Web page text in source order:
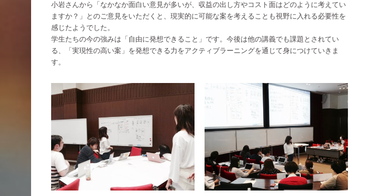
小岩さんから「なかなか面白い意見が多いが、収益の出し方やコスト面はどのように考えてい
ますか？」とのご意見をいただくと、現実的に可能な案を考えることも視野に入れる必要性を
感じたようでした。
学生たちの今の強みは「自由に発想できること」です。今後は他の講義でも課題とされてい
る、「実現性の高い案」を発想できる力をアクティブラーニングを通じて身につけていきま
す。